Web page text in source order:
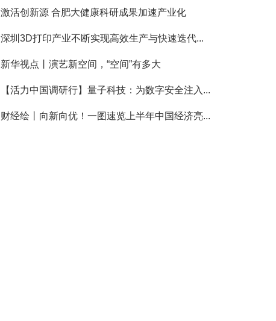
激活创新源 合肥大健康科研成果加速产业化
深圳3D打印产业不断实现高效生产与快速迭代...
新华视点丨演艺新空间，“空间”有多大
【活力中国调研行】量子科技：为数字安全注入...
财经绘丨向新向优！一图速览上半年中国经济亮...